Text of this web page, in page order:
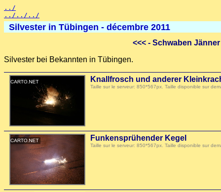
../
../../../
Silvester in Tübingen - décembre 2011
<<< - Schwaben
Silvester bei Bekannten in Tübingen.
Knallfrosch und anderer
Taille sur le serveur: 850*567px. Taille disponible sur
Funkensprühender Kegel
Taille sur le serveur: 850*567px. Taille disponible sur